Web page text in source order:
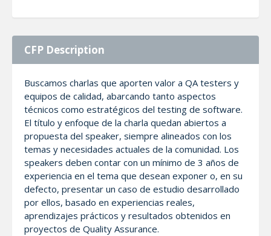
CFP Description
Buscamos charlas que aporten valor a QA testers y
equipos de calidad, abarcando tanto aspectos
técnicos como estratégicos del testing de software.
El título y enfoque de la charla quedan abiertos a
propuesta del speaker, siempre alineados con los
temas y necesidades actuales de la comunidad. Los
speakers deben contar con un mínimo de 3 años de
experiencia en el tema que desean exponer o, en su
defecto, presentar un caso de estudio desarrollado
por ellos, basado en experiencias reales,
aprendizajes prácticos y resultados obtenidos en
proyectos de Quality Assurance.